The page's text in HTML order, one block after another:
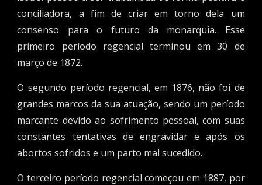
conciliadora, a fim de criar em torno dela um
consenso para o futuro da monarquia. Esse
primeiro período regencial terminou em 30 de
março de 1872.
O segundo período regencial, em 1876, não foi de
grandes marcos da sua atuação, sendo um período
marcante devido ao sofrimento pessoal, com suas
constantes tentativas de engravidar e após os
abortos sofridos e um parto mal sucedido.
O terceiro período regencial começou em 1887, por